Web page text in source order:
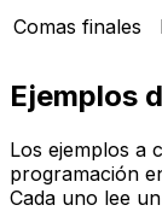
Comas finales
Ejemplos
Los ejemplos a
programación
Cada uno lee